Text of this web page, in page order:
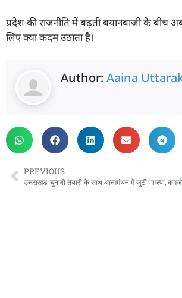
प्रदेश की राजनीति में बढ़ती बयानबाजी के
लिए क्या कदम उठाता है।
Author: Aaina
PREVIOUS